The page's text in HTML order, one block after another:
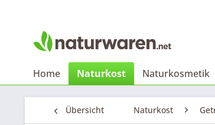
Home Naturkost Naturkosmetik
Übersicht Naturkost